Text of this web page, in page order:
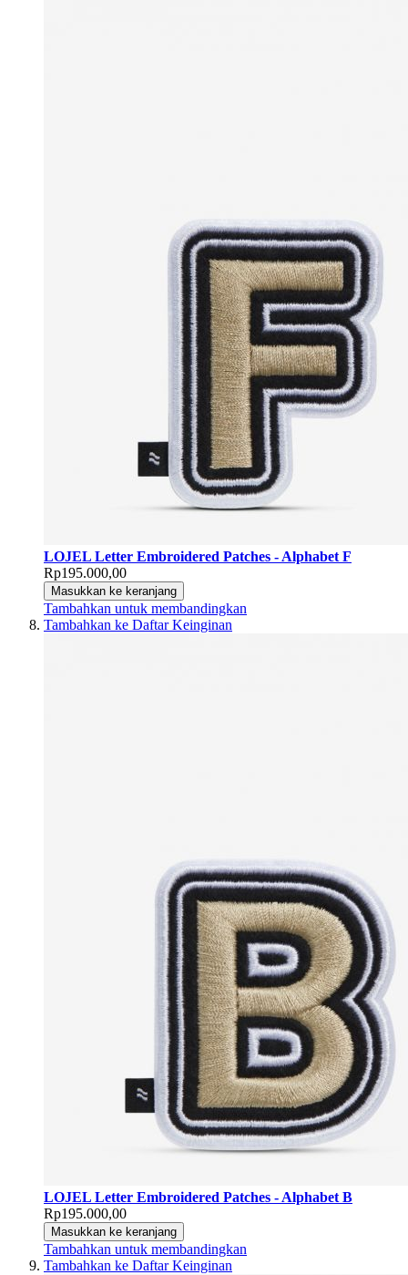
LOJEL Letter Embroidered Patches - Alphabet F
Rp195.000,00
Masukkan ke keranjang
Tambahkan untuk membandingkan
Tambahkan ke Daftar Keinginan
LOJEL Letter Embroidered Patches - Alphabet B
Rp195.000,00
Masukkan ke keranjang
Tambahkan untuk membandingkan
Tambahkan ke Daftar Keinginan